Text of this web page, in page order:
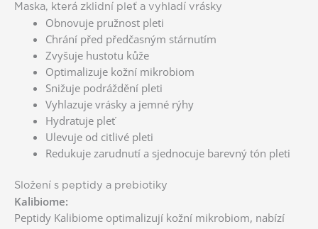
Maska, která zklidní pleť a vyhladí vrásky
Obnovuje pružnost pleti
Chrání před předčasným stárnutím
Zvyšuje hustotu kůže
Optimalizuje kožní mikrobiom
Snižuje podráždění pleti
Vyhlazuje vrásky a jemné rýhy
Hydratuje pleť
Ulevuje od citlivé pleti
Redukuje zarudnutí a sjednocuje barevný tón pleti
Složení s peptidy a prebiotiky
Kalibiome:
Peptidy Kalibiome optimalizují kožní mikrobiom, nabízí